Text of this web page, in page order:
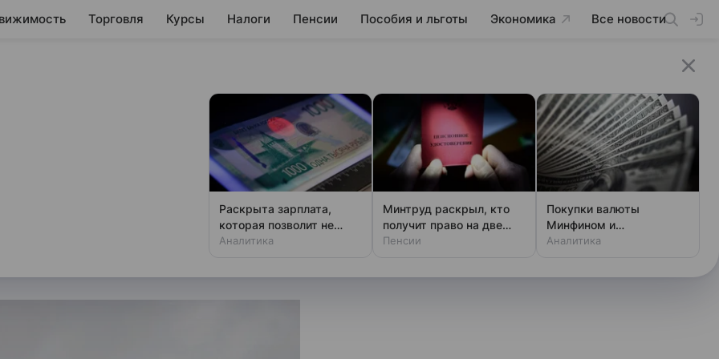
Торговля Курсы Налоги Пенсии Пособия и льготы Экономика Все новости
считает, что сможет решить
Раскрыта зарплата,
которая позволит не
чувствовать зависти
Аналитика
Минтруд раскрыл, кто
получит право на две
пенсии
Пенсии
Покупки валюты
Минфином и
спекулянтами разогнали
Аналитика